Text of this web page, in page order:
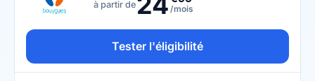
à partir de /mois
Tester l'éligibilité